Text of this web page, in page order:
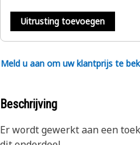
Uitrusting toevoegen
Meld u aan om uw klantprijs te
Beschrijving
Er wordt gewerkt aan een